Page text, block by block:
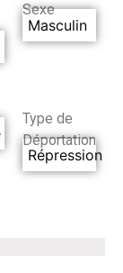
Sexe
Masculin
Type de
Déportation
Répression